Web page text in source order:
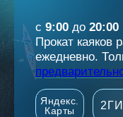
с 9:00 до 20:00
Прокат каяков
ежедневно.
Яндекс.
Карты